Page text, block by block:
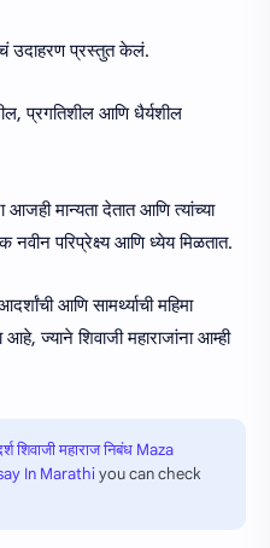
उदाहरण प्रस्तुत केलं.
प्रगतिशील आणि धैर्यशील
आजही मान्यता देतात आणि त्यांच्या
नवीन परिप्रेक्ष्य आणि ध्येय मिळतात.
आणि सामर्थ्याची महिमा
ज्याने शिवाजी महाराजांना आम्ही
शिवाजी महाराज निबंध Maza
In Marathiyou can check